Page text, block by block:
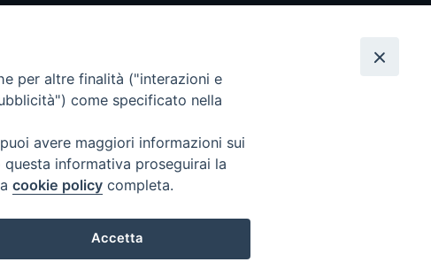
per altre finalità ("interazioni e
come specificato nella
avere maggiori informazioni sui
informativa proseguirai la
cookie policy completa.
Accetta